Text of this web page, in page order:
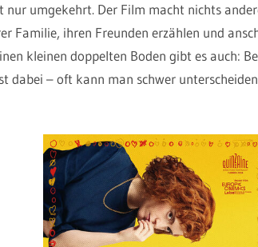
nur umgekehrt. Der Film macht nichts
Familie, ihren Freunden erzählen und
kleinen doppelten Boden gibt es auch:
dabei – oft kann man schwer